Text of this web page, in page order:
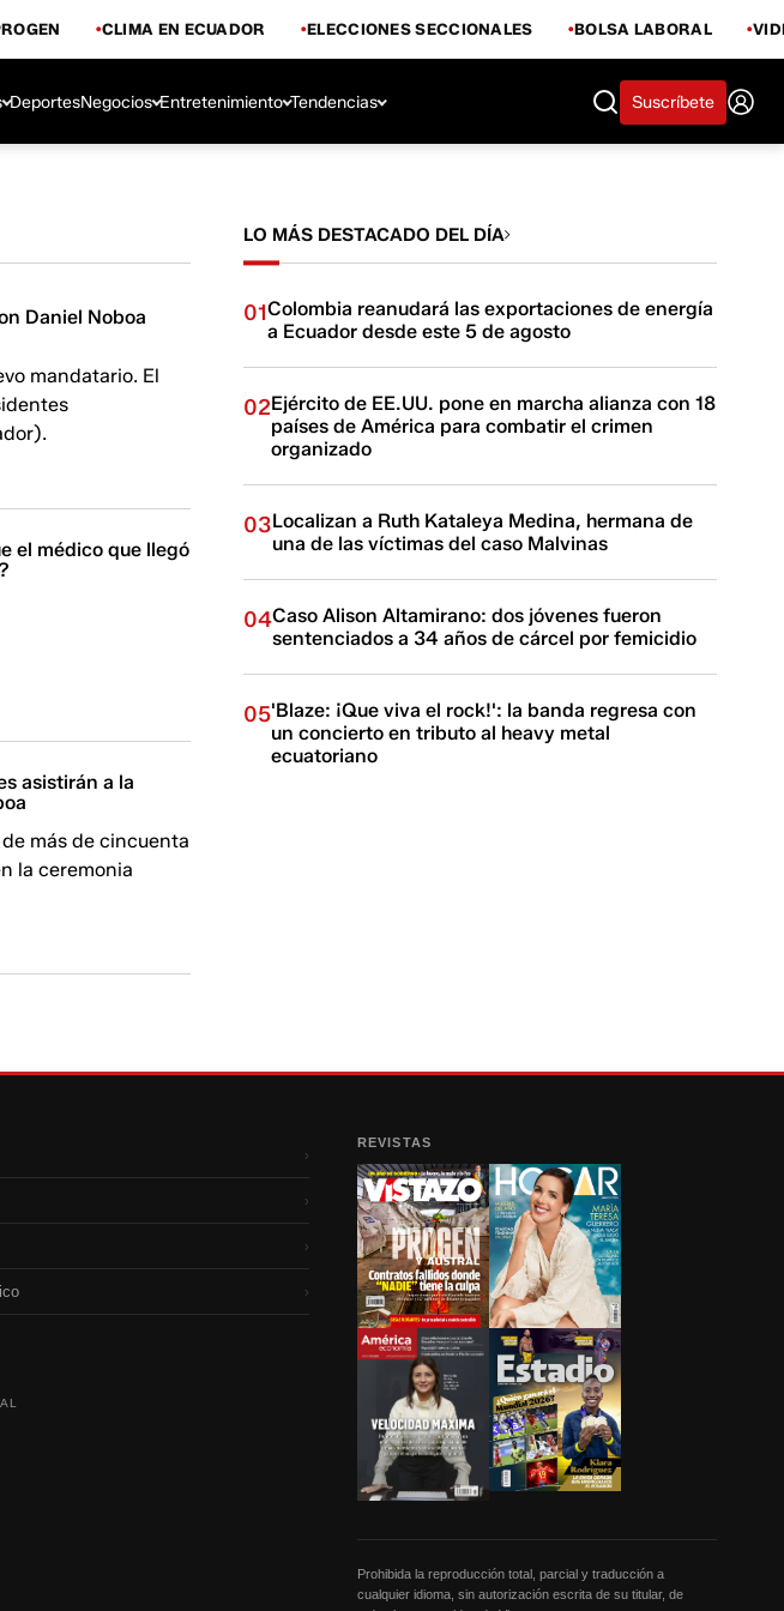
CLIMA EN ECUADOR ELECCIONES SECCIONALES BOLSA LABORAL
DeportesNegocios Entretenimiento Tendencias Suscríbete
Daniel Noboa
mandatario. El
el médico que llegó
asistirán a la
más de cincuenta
la ceremonia
LO MÁS DESTACADO DEL DÍA
01Colombia reanudará las exportaciones de energía
a Ecuador desde este 5 de agosto
02Ejército de EE.UU. pone en marcha alianza con 18
países de América para combatir el crimen
organizado
03Localizan a Ruth Kataleya Medina, hermana de
una de las víctimas del caso Malvinas
04Caso Alison Altamirano: dos jóvenes fueron
sentenciados a 34 años de cárcel por femicidio
05'Blaze: ¡Que viva el rock!': la banda regresa con
un concierto en tributo al heavy metal
ecuatoriano
›
›
›
›
REVISTAS
Prohibida la reproducción total, parcial y traducción a
cualquier idioma, sin autorización escrita de su titular, de